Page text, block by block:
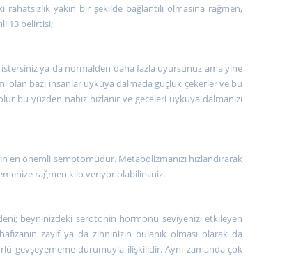
yakın bir şekilde bağlantılı olmasına rağmen,
13 belirtisi;
ya da normalden daha fazla uyursunuz ama yine
olan bazı insanlar uykuya dalmada güçlük çekerler ve bu
bu yüzden nabız hızlanır ve geceleri uykuya dalmanızı
önemli semptomudur. Metabolizmanızı hızlandırarak
rağmen kilo veriyor olabilirsiniz.
beyninizdeki serotonin hormonu seviyenizi etkileyen
zayıf ya da zihninizin bulanık olması olarak da
gevşeyememe durumuyla ilişkilidir. Aynı zamanda çok